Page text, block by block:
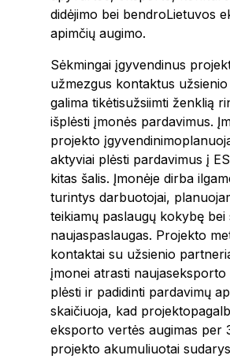
didėjimo bei bendroLietuvos
apimčių augimo.
Sėkmingai įgyvendinus
užmezgus kontaktus
galima tikėtisužsiimti ženklią
išplėsti įmonės pardavimus.
projekto
aktyviai plėsti pardavimus į
kitas šalis. Įmonėje dirba
turintys darbuotojai,
teikiamų paslaugų kokybę bei
naujaspaslaugas. Projekto
kontaktai su užsienio
įmonei atrasti naujaseksporto
plėsti ir padidinti pardavimų
skaičiuoja, kad
eksporto vertės augimas per
projekto akumuliuotai